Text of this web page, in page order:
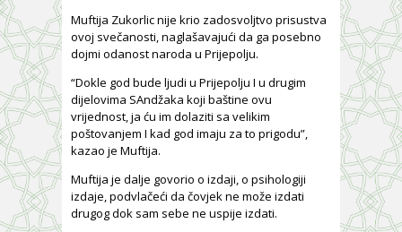
Muftija Zukorlic nije krio zadosvoljtvo prisustva
ovoj svečanosti, naglašavajući da ga posebno
dojmi odanost naroda u Prijepolju.
“Dokle god bude ljudi u Prijepolju I u drugim
dijelovima SAndžaka koji baštine ovu
vrijednost, ja ću im dolaziti sa velikim
poštovanjem I kad god imaju za to prigodu”,
kazao je Muftija.
Muftija je dalje govorio o izdaji, o psihologiji
izdaje, podvlačeći da čovjek ne može izdati
drugog dok sam sebe ne uspije izdati.